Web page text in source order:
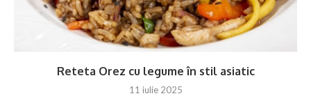
Reteta Orez cu legume în stil asiatic
11 iulie 2025